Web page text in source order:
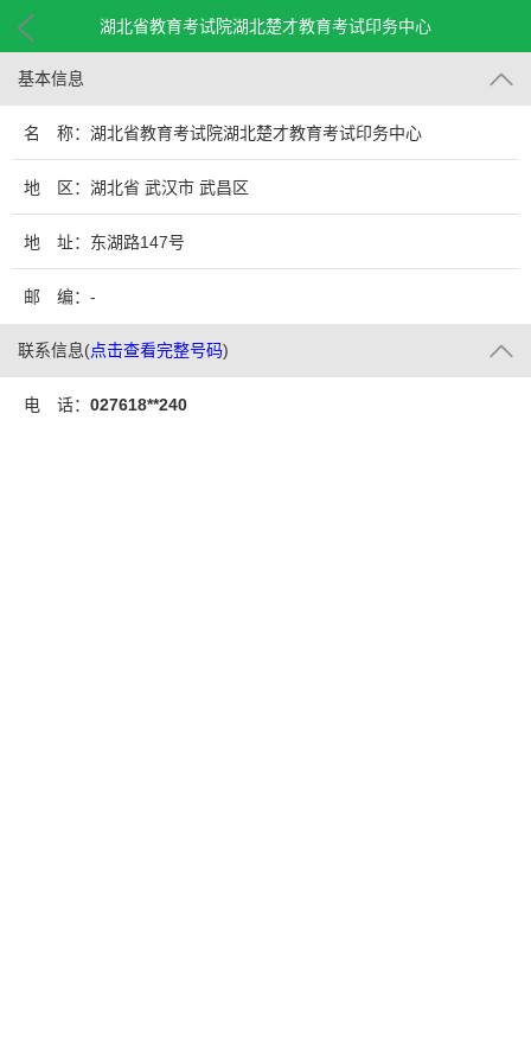
湖北省教育考试院湖北楚才教育考试印务中心
基本信息
名 称：湖北省教育考试院湖北楚才教育考试印务中心
地 区：湖北省 武汉市 武昌区
地 址：东湖路147号
邮 编：-
联系信息(点击查看完整号码)
电 话： 027618**240